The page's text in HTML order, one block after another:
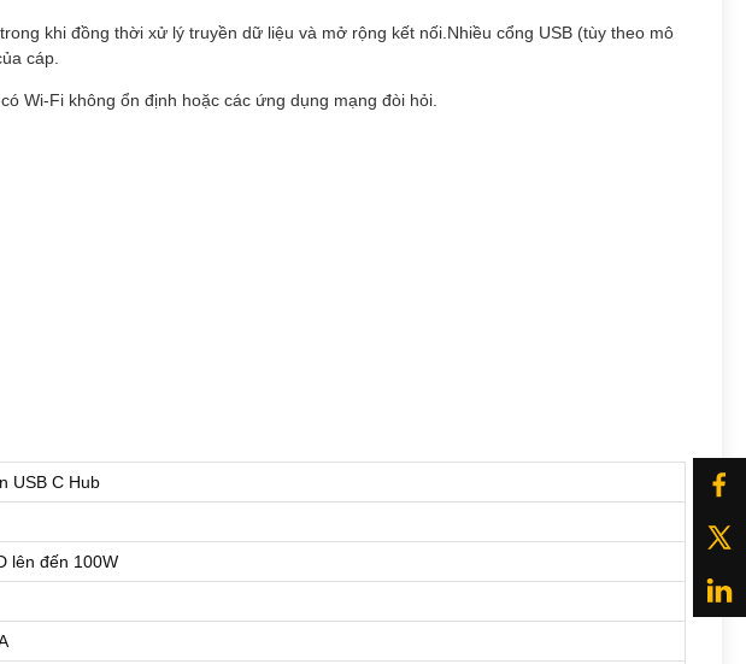
khi đồng thời xử lý truyền dữ liệu và mở rộng kết nối.Nhiều cổng USB (tùy theo mô
cáp.
Wi-Fi không ổn định hoặc các ứng dụng mạng đòi hỏi.
USB C Hub
lên đến 100W